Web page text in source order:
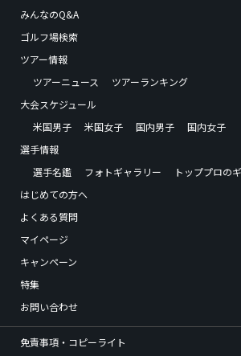
みんなのQ&A
ゴルフ場検索
ツアー情報
ツアーニュース
ツアーランキング
大会スケジュール
米国男子
米国女子 国内男子
国内女子
選手情報
選手名鑑
フォトギャラリー
トッププロの
はじめての方へ
よくある質問
マイページ
キャンペーン
特集
お問い合わせ
免責事項・コピーライト